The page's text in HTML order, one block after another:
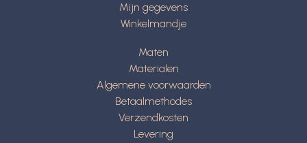
Mijn gegevens
Winkelmandje
Maten
Materialen
Algemene voorwaarden
Betaalmethodes
Verzendkosten
Levering